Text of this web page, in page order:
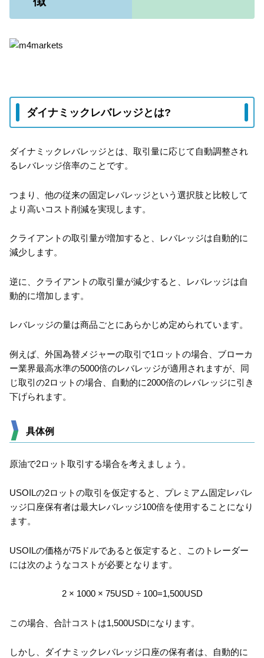
ダイナミックレバレッジとは?
ダイナミックレバレッジとは、取引量に応じて自動調整され
るレバレッジ倍率のことです。
つまり、他の従来の固定レバレッジという選択肢と比較して
より高いコスト削減を実現します。
クライアントの取引量が増加すると、レバレッジは自動的に
減少します。
逆に、クライアントの取引量が減少すると、レバレッジは自
動的に増加します。
レバレッジの量は商品ごとにあらかじめ定められています。
例えば、外国為替メジャーの取引で1ロットの場合、ブローカ
ー業界最高水準の5000倍のレバレッジが適用されますが、同
じ取引の2ロットの場合、自動的に2000倍のレバレッジに引き
下げられます。
具体例
原油で2ロット取引する場合を考えましょう。
USOILの2ロットの取引を仮定すると、プレミアム固定レバレ
ッジ口座保有者は最大レバレッジ100倍を使用することになり
ます。
USOILの価格が75ドルであると仮定すると、このトレーダー
には次のようなコストが必要となります。
2 × 1000 × 75USD ÷ 100=1,500USD
この場合、合計コストは1,500USDになります。
しかし、ダイナミックレバレッジ口座の保有者は、自動的に